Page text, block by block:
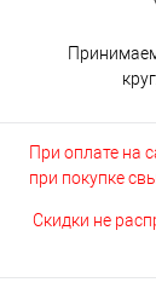
При оплате на
при покупке
Скидки не